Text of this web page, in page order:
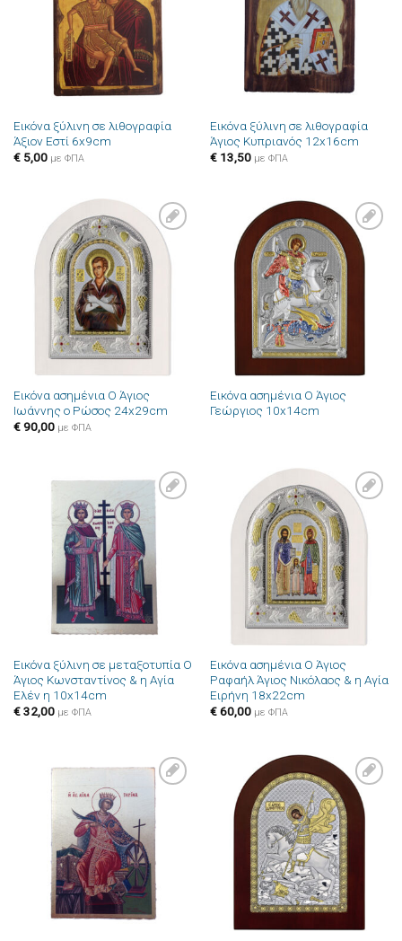
Εικόνα ξύλινη σε λιθογραφία
Άξιον Εστί 6x9cm
€5,00 με ΦΠΑ
Εικόνα ξύλινη σε λιθογραφία
Άγιος Κυπριανός 12x16cm
€13,50 με ΦΠΑ
Πρόσθήκη
στην λίστα
επιθυμιών
Εικόνα ασημένια Ο Άγιος
Ιωάννης ο Ρώσος 24x29cm
€90,00 με ΦΠΑ
Πρόσθήκη
στην λίστα
επιθυμιών
Εικόνα ασημένια Ο Άγιος
Γεώργιος 10x14cm
Πρόσθήκη
στην λίστα
επιθυμιών
Εικόνα ξύλινη σε μεταξοτυπία Ο
Άγιος Κωνσταντίνος & η Αγία
Ελέν η 10x14cm
€32,00 με ΦΠΑ
Πρόσθήκη
στην λίστα
επιθυμιών
Εικόνα ασημένια Ο Άγιος
Ραφαήλ Άγιος Νικόλαος & η Αγία
Ειρήνη 18x22cm
€60,00 με ΦΠΑ
Πρόσθήκη
επιθυμιών
Πρόσθήκη
στην λίστα
επιθυμιών